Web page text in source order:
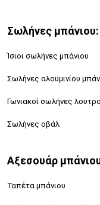
Σωλήνες μπάνιου:
Ίσιοι σωλήνες μπάνιου
Σωλήνες αλουμινίου
Γωνιακοί σωλήνες
Σωλήνες οβάλ
Αξεσουάρ
Ταπέτα μπάνιου